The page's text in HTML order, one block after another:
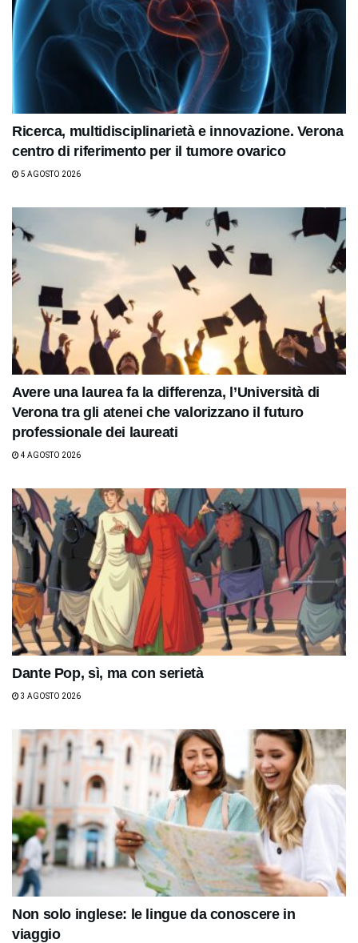
Ricerca, multidisciplinarietà e innovazione. Verona
centro di riferimento per il tumore ovarico
5 AGOSTO 2026
Avere una laurea fa la differenza, l’Università di
Verona tra gli atenei che valorizzano il futuro
professionale dei laureati
4 AGOSTO 2026
Dante Pop, sì, ma con serietà
3 AGOSTO 2026
Non solo inglese: le lingue da conoscere in
viaggio